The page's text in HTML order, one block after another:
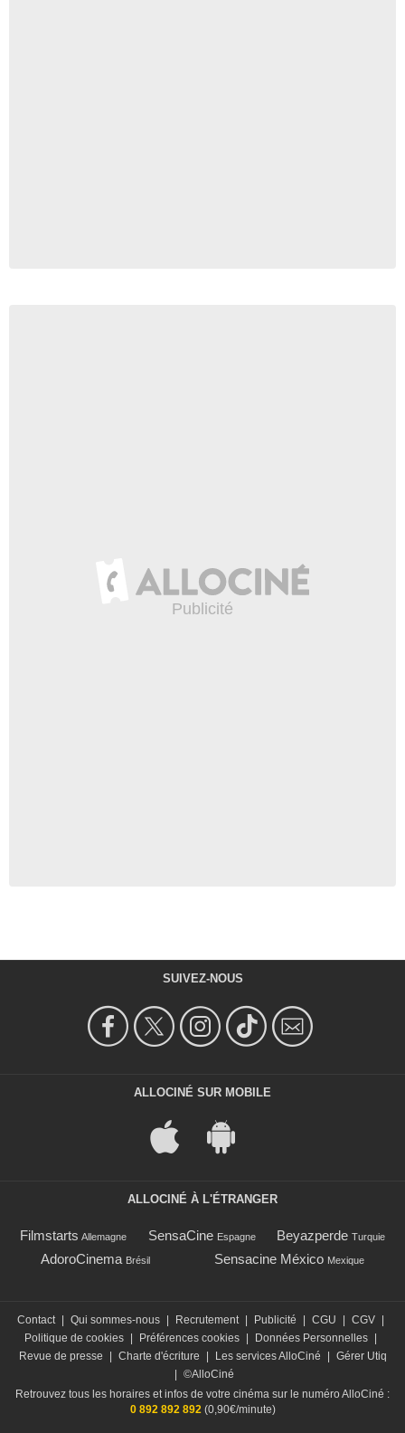
SUIVEZ-NOUS
ALLOCINÉ SUR MOBILE
ALLOCINÉ À L'ÉTRANGER
Filmstarts Allemagne SensaCine Espagne Beyazperde Turquie
AdoroCinema Brésil Sensacine México Mexique
Contact Qui sommes-nous Recrutement Publicité CGU CGV
Politique de cookies
Préférences cookies Données Personnelles
Revue de presse
Charte d'écriture Les services AlloCiné
Gérer Utiq
©AlloCiné
Retrouvez tous les horaires et infos de votre cinéma sur le numéro AlloCiné :
0 892 892 892(0,90€/minute)